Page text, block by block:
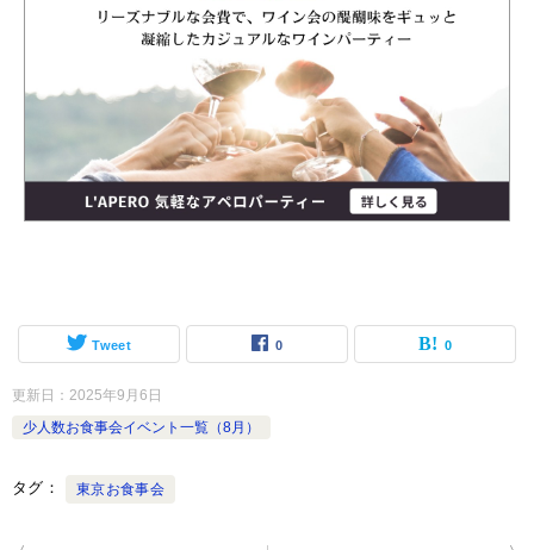
Tweet 0 0
更新日： 2025年9月6日
少人数お食事会イベント一覧（8月）
タグ 東京お食事会